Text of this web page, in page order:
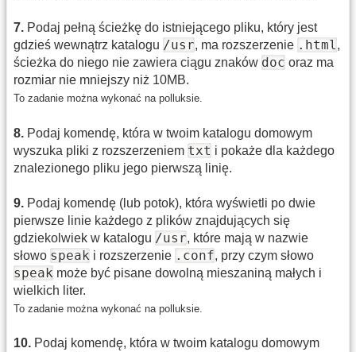
7. Podaj pełną ścieżkę do istniejącego pliku, który jest
gdzieś wewnątrz katalogu /usr, ma rozszerzenie .html,
ścieżka do niego nie zawiera ciągu znaków doc oraz ma
rozmiar nie mniejszy niż 10MB.
To zadanie można wykonać na polluksie.
8. Podaj komendę, która w twoim katalogu domowym
wyszuka pliki z rozszerzeniem txt i pokaże dla każdego
znalezionego pliku jego pierwszą linię.
9. Podaj komendę (lub potok), która wyświetli po dwie
pierwsze linie każdego z plików znajdujących się
gdziekolwiek w katalogu /usr, które mają w nazwie
słowo speak i rozszerzenie .conf, przy czym słowo
speak może być pisane dowolną mieszaniną małych i
wielkich liter.
To zadanie można wykonać na polluksie.
10. Podaj komendę, która w twoim katalogu domowym